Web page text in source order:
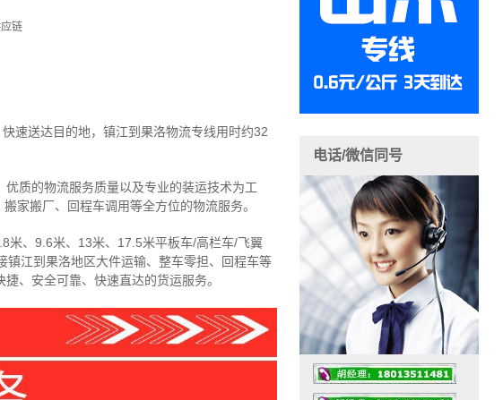
链
速送达目的地，镇江到果洛物流专线用时约32
质的物流服务质量以及专业的装运技术为工
家搬厂、回程车调用等全方位的物流服务。
米、9.6米、13米、17.5米平板车/高栏车/飞翼
镇江到果洛地区大件运输、整车零担、回程车等
、安全可靠、快速直达的货运服务。
电话/微信同号